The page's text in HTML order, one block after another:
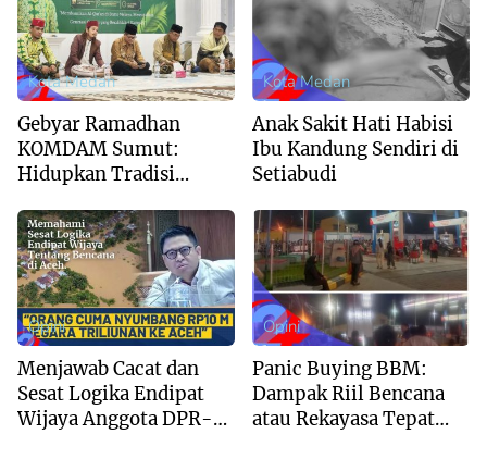
Kota Medan
Gebyar Ramadhan
KOMDAM Sumut:
Hidupkan Tradisi
Kenalkan Ikon Istana
Maimun
Kota Medan
Anak Sakit Hati Habisi
Ibu Kandung Sendiri di
Setiabudi
Opini
Menjawab Cacat dan
Sesat Logika Endipat
Wijaya Anggota DPR-RI
Opini
Panic Buying BBM:
Dampak Riil Bencana
atau Rekayasa Tepat